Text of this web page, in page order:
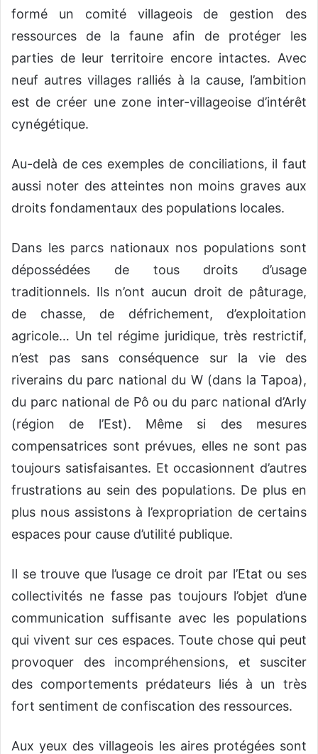
formé un comité villageois de gestion des
ressources de la faune afin de protéger les
parties de leur territoire encore intactes. Avec
neuf autres villages ralliés à la cause, l’ambition
est de créer une zone inter-villageoise d’intérêt
cynégétique.
Au-delà de ces exemples de conciliations, il faut
aussi noter des atteintes non moins graves aux
droits fondamentaux des populations locales.
Dans les parcs nationaux nos populations sont
dépossédées de tous droits d’usage
traditionnels. Ils n’ont aucun droit de pâturage,
de chasse, de défrichement, d’exploitation
agricole… Un tel régime juridique, très restrictif,
n’est pas sans conséquence sur la vie des
riverains du parc national du W (dans la Tapoa),
du parc national de Pô ou du parc national d’Arly
(région de l’Est). Même si des mesures
compensatrices sont prévues, elles ne sont pas
toujours satisfaisantes. Et occasionnent d’autres
frustrations au sein des populations. De plus en
plus nous assistons à l’expropriation de certains
espaces pour cause d’utilité publique.
Il se trouve que l’usage ce droit par l’Etat ou ses
collectivités ne fasse pas toujours l’objet d’une
communication suffisante avec les populations
qui vivent sur ces espaces. Toute chose qui peut
provoquer des incompréhensions, et susciter
des comportements prédateurs liés à un très
fort sentiment de confiscation des ressources.
Aux yeux des villageois les aires protégées sont